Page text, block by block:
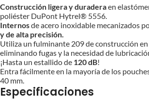
Construcción ligera y duraderaen
poliéster DuPont Hytrel® 5556.
Internosde acero inoxidable mecanizados
y de alta precisión.
Utiliza un fulminante 209 de construcción en
eliminando fugas y la necesidad de
¡Hasta un estallido de 120 dB!
Entra fácilmente en la mayoría de los
40 mm.
Especificaciones